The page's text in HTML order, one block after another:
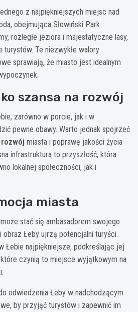
z najpiękniejszych miejsc nad
obejmująca Słowiński Park
rozległe jeziora i majestatyczne lasy,
Te niezwykłe walory
sprawiają, że miasto jest idealnym
szansa na rozwój
zarówno w porcie, jak i w
pewne obawy. Warto jednak spojrzeć
rozwój miasta i poprawę jakości życia
infrastruktura to przyszłość, która
lokalnej społeczności, jak i
miasta
stać się ambasadorem swojego
obraz Łeby ujrzą potencjalni turyści.
Łebie najpiękniejsze, podkreślając jej
które czynią to miejsce wyjątkowym na
odwiedzenia Łeby w nadchodzącym
by przyjąć turystów i zapewnić im